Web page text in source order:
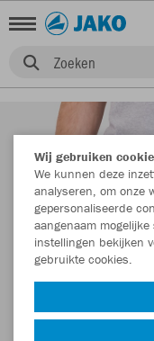
Zoeken
Wij gebruiken
We kunnen deze
analyseren, om onze
gepersonaliseerde
aangenaam
instellingen bekijken
gebruikte cookies.